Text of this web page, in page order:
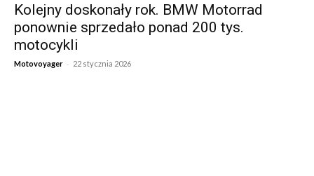
Kolejny doskonały rok. BMW Motorrad
ponownie sprzedało ponad 200 tys.
motocykli
Motovoyager - 22 stycznia 2026